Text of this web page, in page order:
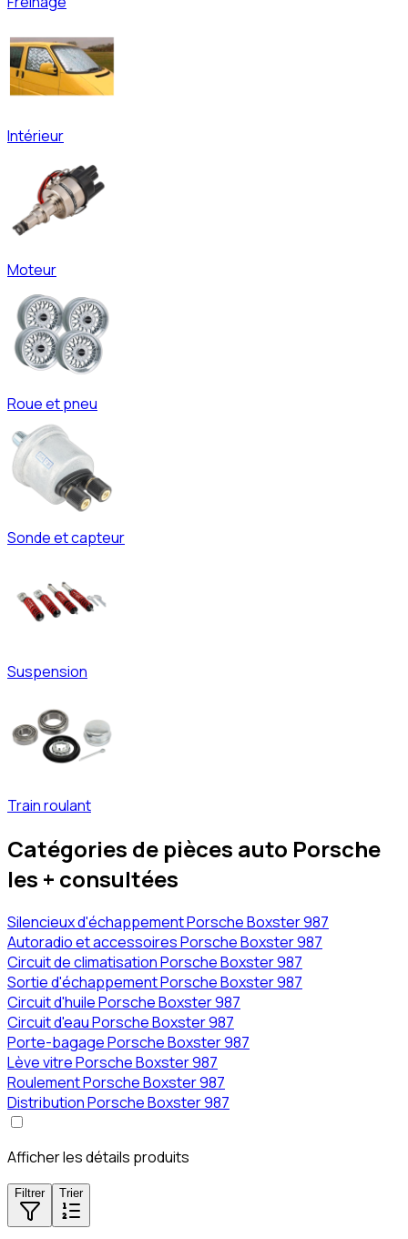
Intérieur
Moteur
Roue et pneu
Sonde et capteur
Suspension
Train roulant
Catégories de pièces auto Porsche
les + consultées
Silencieux d'échappement Porsche Boxster 987
Autoradio et accessoires Porsche Boxster 987
Circuit de climatisation Porsche Boxster 987
Sortie d'échappement Porsche Boxster 987
Circuit d'huile Porsche Boxster 987
Circuit d'eau Porsche Boxster 987
Porte-bagage Porsche Boxster 987
Lève vitre Porsche Boxster 987
Roulement Porsche Boxster 987
Distribution Porsche Boxster 987
Afficher les détails produits
Filtrer Trier